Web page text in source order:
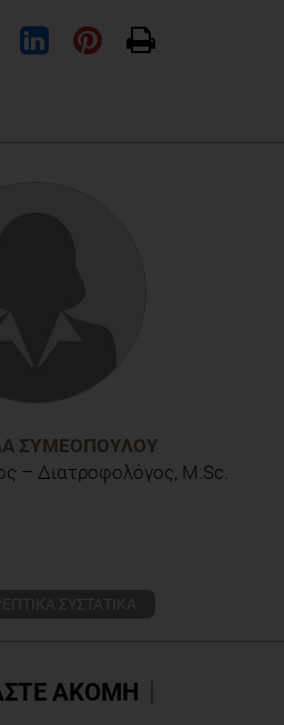
ΣΥΜΕΟΠΟΎΛΟΥ
– Διατροφολόγος, M.Sc.
ΣΥΣΤΑΤΙΚΑ
ΑΚΟΜΗ